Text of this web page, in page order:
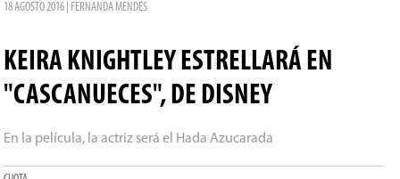
18 AGOSTO 2016 | FERNANDA MENDES
KEIRA KNIGHTLEY ESTRELLARÁ EN
"CASCANUECES", DE DISNEY
En la película, la actriz será el Hada Azucarada